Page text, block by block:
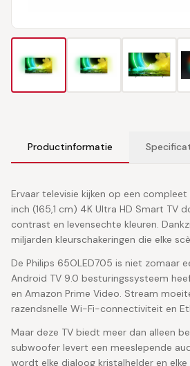
Productinformatie
Ervaar televisie kijken op een
inch (165,1 cm) 4K Ultra HD Smart TV
contrast en levensechte kleuren.
miljarden kleurschakeringen die elke
De Philips 65OLED705 is niet zomaar
Android TV 9.0 besturingssysteem
en Amazon Prime Video. Stream
razendsnelle Wi-Fi-connectiviteit en
Maar deze TV biedt meer dan alleen
subwoofer levert een meeslepende
wordt elke dialoog kristalhelder en